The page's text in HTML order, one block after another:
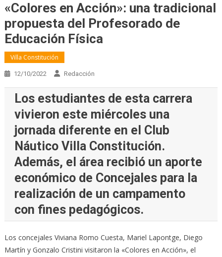
«Colores en Acción»: una tradicional
propuesta del Profesorado de
Educación Física
Villa Constitución
12/10/2022 Redacción
Los estudiantes de esta carrera
vivieron este miércoles una
jornada diferente en el Club
Náutico Villa Constitución.
Además, el área recibió un aporte
económico de Concejales para la
realización de un campamento
con fines pedagógicos.
Los concejales Viviana Romo Cuesta, Mariel Lapontge, Diego
Martín y Gonzalo Cristini visitaron la «Colores en Acción», el